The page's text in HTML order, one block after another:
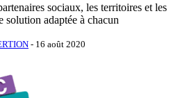
sociaux, les territoires et les
solution adaptée à chacun
- 16 août 2020